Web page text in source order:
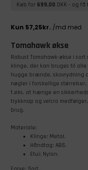
Køb for 699,00 DKK - og få
Tomahawk økse
Robust Tomahawk-økse i
klinge, der kan bruges til
hugge brænde, skovrydning
nøgler i forskellige
f.eks. at hænge en
trykknap og velcro
brug.
Materiale:
Klinge: Metal.
Håndtag: ABS.
Etui: Nylon.